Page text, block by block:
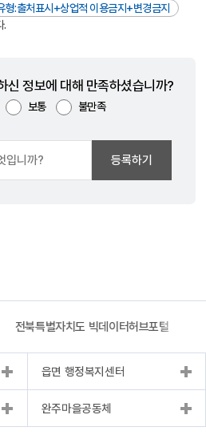
형:출처표시+상업적 이용금지+변경금지
.
신 정보에 대해 만족하셨습니까?
보통
불만족
등록하기
전북특별자치도 빅데이터허브포털
읍면 행정복지센터
완주마을공동체